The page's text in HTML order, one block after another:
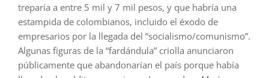
treparía a entre 5 mil y 7 mil pesos, y que habría una
estampida de colombianos, incluido el éxodo de
empresarios por la llegada del “socialismo/comunismo”.
Algunas figuras de la “fardándula” criolla anunciaron
públicamente que abandonarían el país porque había